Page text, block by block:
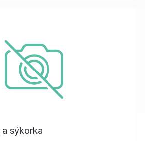
a sýkorka